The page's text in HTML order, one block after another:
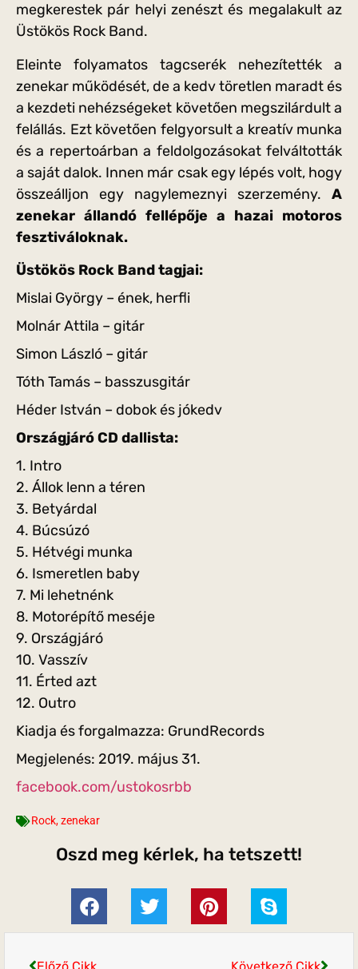
megkerestek pár helyi zenészt és megalakult az
Üstökös Rock Band.
Eleinte folyamatos tagcserék nehezítették a
zenekar működését, de a kedv töretlen maradt és
a kezdeti nehézségeket követően megszilárdult a
felállás. Ezt követően felgyorsult a kreatív munka
és a repertoárban a feldolgozásokat felváltották
a saját dalok. Innen már csak egy lépés volt, hogy
összeálljon egy nagylemeznyi szerzemény. A
zenekar állandó fellépője a hazai motoros
fesztiváloknak.
Üstökös Rock Band tagjai:
Mislai György – ének, herfli
Molnár Attila – gitár
Simon László – gitár
Tóth Tamás – basszusgitár
Héder István – dobok és jókedv
Országjáró CD dallista:
1. Intro
2. Állok lenn a téren
3. Betyárdal
4. Búcsúzó
5. Hétvégi munka
6. Ismeretlen baby
7. Mi lehetnénk
8. Motorépítő meséje
9. Országjáró
10. Vasszív
11. Érted azt
12. Outro
Kiadja és forgalmazza: GrundRecords
Megjelenés: 2019. május 31.
facebook.com/ustokosrbb
Rock,zenekar
Oszd meg kérlek, ha tetszett!